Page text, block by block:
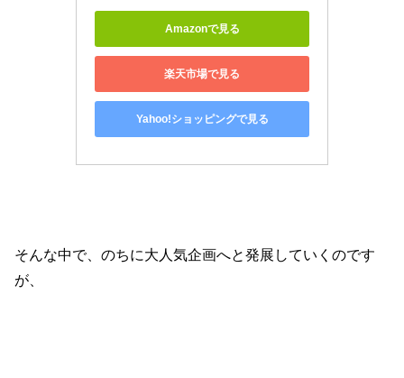
Amazonで見る
楽天市場で見る
Yahoo!ショッピングで見る
そんな中で、のちに大人気企画へと発展していくのです
が、